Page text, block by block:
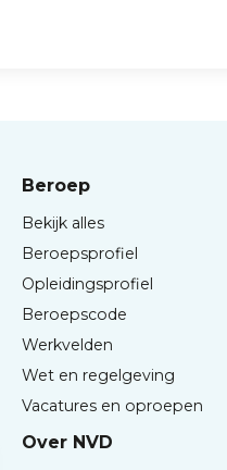
Beroep
Bekijk alles
Beroepsprofiel
Opleidingsprofiel
Beroepscode
Werkvelden
Wet en regelgeving
Vacatures en oproepen
Over NVD